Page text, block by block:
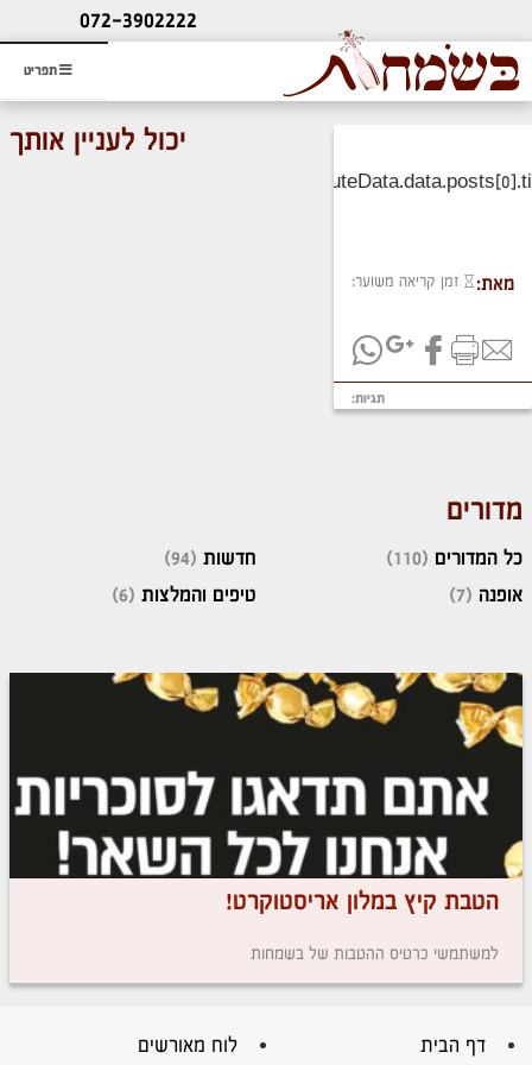
תפריט
ליעוץ חינם
והזמנת כרטיס שמחות
072-3902222
מאת: זמן קריאה משוער:
תגיות:
יכול לעניין אותך
מדורים
כל המדורים (110)
אופנה (7)
חדשות (94)
טיפים והמלצות (6)
הטבת קיץ במלון אריסטוקרט!
למשתמשי כרטיס ההטבות של בשמחות
דף הבית לוח מאורשים